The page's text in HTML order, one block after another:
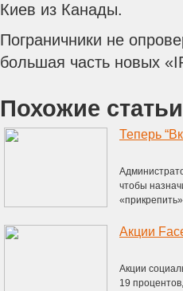
Киев из Канады.
Пограничники не
большая часть новых
Похожие
Теперь
чтобы
Акции
Акции
19